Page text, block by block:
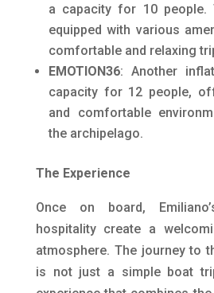
a capacity for 10
equipped with various
comfortable and relaxing
EMOTION36: Another
capacity for 12 people,
and comfortable
the archipelago.
The Experience
Once on board,
hospitality create a
atmosphere. The journey to
is not just a simple boat